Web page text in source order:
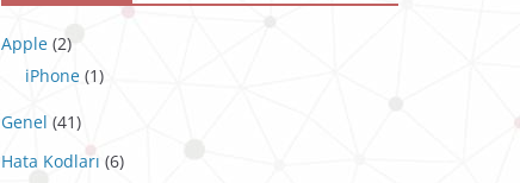
Apple (2)
iPhone (1)
Genel (41)
Hata Kodları (6)